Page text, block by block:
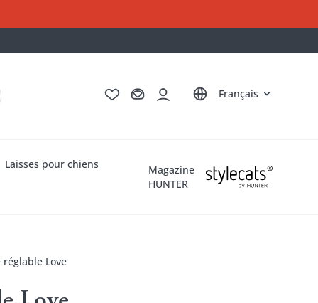
Deutsch
English
Italiano
Nederlands
Français
Laisses pour chiens
Magazine
HUNTER
réglable Love